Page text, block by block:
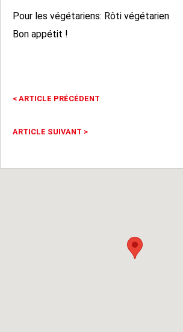
Pour les végétariens: Rôti végétarien
Bon appétit !
< ARTICLE PRÉCÉDENT
ARTICLE SUIVANT >